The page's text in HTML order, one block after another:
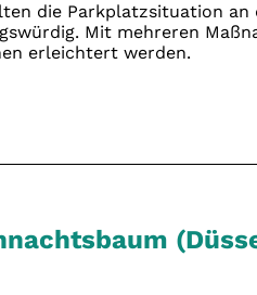
die Parkplatzsituation an
Mit mehreren
erleichtert werden.